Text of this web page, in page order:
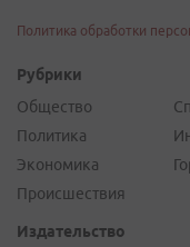
Политика обработки
Рубрики
Общество
Политика
Экономика
Происшествия
Издательство